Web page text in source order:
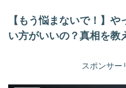
【もう悩まないで！】
い方がいいの？真相を教
スポンサー